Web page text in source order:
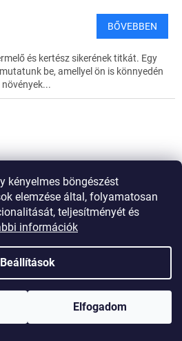
kényelmes böngészést
elemzése által, folyamatosan
teljesítményét és
információk
Beállítások
Elfogadom
BŐVEBBEN
és kertész sikerének titkát. Egy
be, amellyel ön is könnyedén